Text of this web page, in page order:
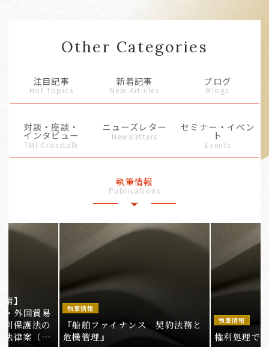
Other Categories
注目記事
Hot Topics
新着記事
New Articles
ブログ
Blogs
対談・座談・
インタビュー
TMI Crosstalk
ニューズレター
Newsletters
セミナー・イベン
ト
Events
執筆情報
Publications
】
外国貿易
利保護法の
法律案（そ
執筆情報
『船舶ファイナンス 契約法務と
危機管理』
執筆情報
権利処理で